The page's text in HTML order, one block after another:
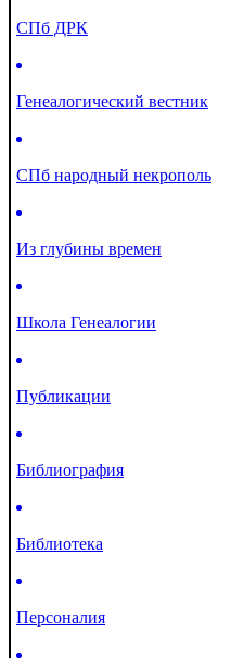
СПб ДРК
Генеалогический вестник
СПб народный некрополь
Из глубины времен
Школа Генеалогии
Публикации
Библиография
Библиотека
Персоналия